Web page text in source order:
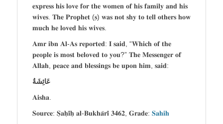
𝐞𝐱𝐩𝐫𝐞𝐬𝐬 𝐡𝐢𝐬 𝐥𝐨𝐯𝐞 𝐟𝐨𝐫 𝐭𝐡𝐞 𝐰𝐨𝐦𝐞𝐧 𝐨𝐟 𝐡𝐢𝐬 𝐟𝐚𝐦𝐢𝐥𝐲 𝐚𝐧𝐝 𝐡𝐢𝐬
𝐰𝐢𝐯𝐞𝐬. 𝐓𝐡𝐞 𝐏𝐫𝐨𝐩𝐡𝐞𝐭 (𝐬̣) 𝐰𝐚𝐬 𝐧𝐨𝐭 𝐬𝐡𝐲 𝐭𝐨 𝐭𝐞𝐥𝐥 𝐨𝐭𝐡𝐞𝐫𝐬 𝐡𝐨𝐰
𝐦𝐮𝐜𝐡 𝐡𝐞 𝐥𝐨𝐯𝐞𝐝 𝐡𝐢𝐬 𝐰𝐢𝐯𝐞𝐬.
𝐀𝐦𝐫 𝐢𝐛𝐧 𝐀𝐥-𝐀𝐬 𝐫𝐞𝐩𝐨𝐫𝐭𝐞𝐝: 𝐈 𝐬𝐚𝐢𝐝, “𝐖𝐡𝐢𝐜𝐡 𝐨𝐟 𝐭𝐡𝐞
𝐩𝐞𝐨𝐩𝐥𝐞 𝐢𝐬 𝐦𝐨𝐬𝐭 𝐛𝐞𝐥𝐨𝐯𝐞𝐝 𝐭𝐨 𝐲𝐨𝐮?” 𝐓𝐡𝐞 𝐌𝐞𝐬𝐬𝐞𝐧𝐠𝐞𝐫 𝐨𝐟
𝐀𝐥𝐥𝐚𝐡, 𝐩𝐞𝐚𝐜𝐞 𝐚𝐧𝐝 𝐛𝐥𝐞𝐬𝐬𝐢𝐧𝐠𝐬 𝐛𝐞 𝐮𝐩𝐨𝐧 𝐡𝐢𝐦, 𝐬𝐚𝐢𝐝:
عَائِشَةُ
𝐀𝐢𝐬𝐡𝐚.
𝐒𝐨𝐮𝐫𝐜𝐞: 𝐒̣𝐚𝐡̣𝐢̄𝐡̣ 𝐚𝐥-𝐁𝐮𝐤𝐡𝐚̄𝐫𝐢̄ 𝟑𝟒𝟔𝟐, 𝐆𝐫𝐚𝐝𝐞: 𝐒𝐚𝐡𝐢𝐡